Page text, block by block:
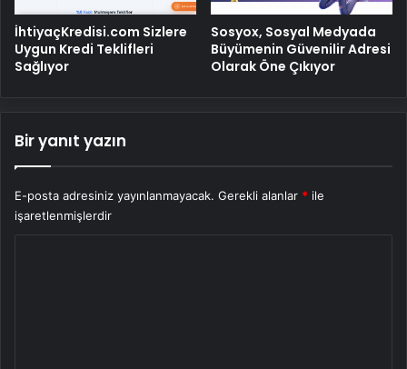
İhtiyaçKredisi.com Sizlere
Uygun Kredi Teklifleri
Sağlıyor
Sosyox, Sosyal Medyada
Büyümenin Güvenilir Adresi
Olarak Öne Çıkıyor
Bir yanıt yazın
E-posta adresiniz yayınlanmayacak. Gerekli alanlar * ile
işaretlenmişlerdir